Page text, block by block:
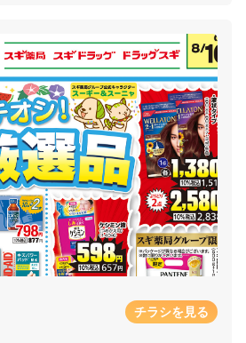
チラシを見る